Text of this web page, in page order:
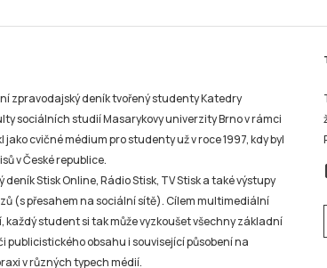
zpravodajský deník tvořený studenty Katedry
sociálních studií Masarykovy univerzity Brno v rámci
cvičné médium pro studenty už v roce 1997, kdy byl
v České republice.
Stisk Online, Rádio Stisk, TV Stisk a také výstupy
(s přesahem na sociální sítě). Cílem multimediální
student si tak může vyzkoušet všechny základní
publicistického obsahu i související působení na
v různých typech médií.